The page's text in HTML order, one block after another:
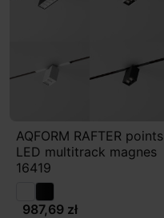
AQFORM RAFTER points
LED multitrack magnes
16419
987,69 zł